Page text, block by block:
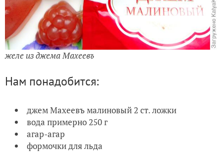
желе из джема Махеевъ
Нам понадобится:
джем Махеевъ малиновый 2 ст. ложки
вода примерно 250 г
агар-агар
формочки для льда